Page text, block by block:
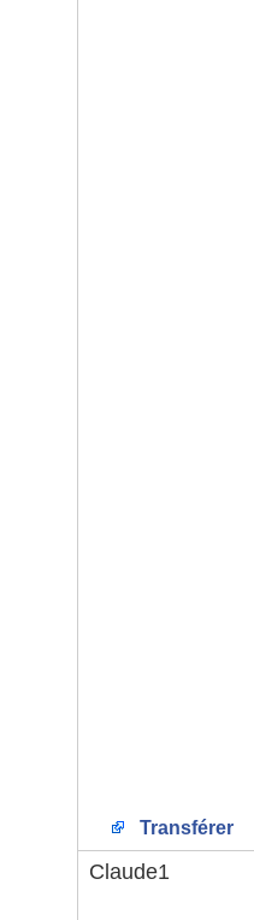
Transférer
Claude1